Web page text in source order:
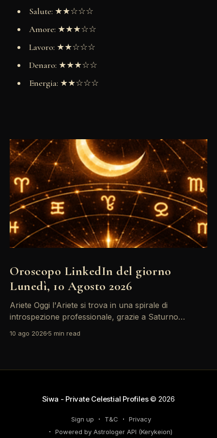
Salute: ★★☆☆☆
Amore: ★★★☆☆
Lavoro: ★★☆☆☆
Denaro: ★★★☆☆
Energia: ★★☆☆☆
Oroscopo LinkedIn del giorno
Lunedì, 10 Agosto 2026
Ariete Oggi l'Ariete si trova in una spirale di
introspezione professionale, grazie a Saturno
carriera passate. Non farti sopraffare dalle emozioni
10 ago 2026 5 min read
Siwa - Private Celestial Profiles© 2026
Sign up T&C
Privacy
Powered by Astrologer API (Kerykeion)